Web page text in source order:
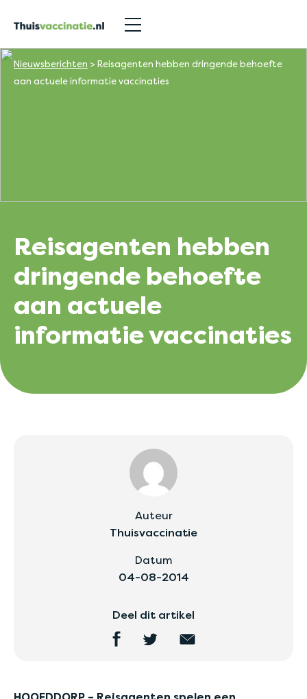
Nieuwsberichten > Reisagenten hebben dringende behoefte
aan actuele informatie vaccinaties
Reisagenten hebben
dringende behoefte
aan actuele
informatie vaccinaties
Auteur
Thuisvaccinatie
Datum
04-08-2014
Deel dit artikel